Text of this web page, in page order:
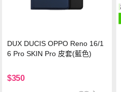
DUX DUCIS OPPO Reno 16/1
6 Pro SKIN Pro 皮套(藍色)
$350